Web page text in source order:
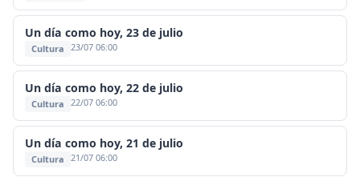
Un día como hoy, 23 de julio
Cultura 23/07 06:00
Un día como hoy, 22 de julio
Cultura 22/07 06:00
Un día como hoy, 21 de julio
Cultura 21/07 06:00